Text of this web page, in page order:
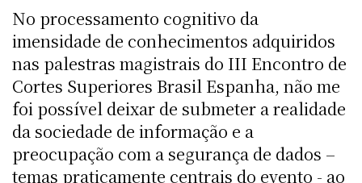
No processamento cognitivo da
imensidade de conhecimentos adquiridos
nas palestras magistrais do III Encontro de
Cortes Superiores Brasil Espanha, não me
foi possível deixar de submeter a realidade
da sociedade de informação e a
preocupação com a segurança de dados –
temas praticamente centrais do evento - ao